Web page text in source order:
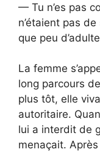
— Tu n’es pas
n’étaient pas
que peu
La femme
long parcours
plus tôt, elle
autoritaire.
lui a interdit de
menaçait. Après